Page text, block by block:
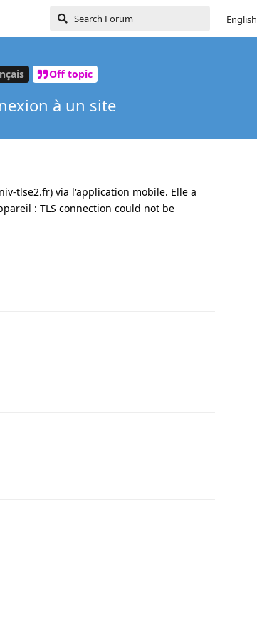
English
Off topic
à un site
tlse2.fr) via l'application mobile. Elle a
: TLS connection could not be